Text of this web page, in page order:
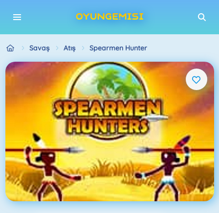
Savaş Atış Spearmen Hunter